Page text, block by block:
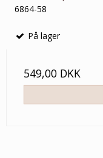
6864-58
På lager
549,00 DKK